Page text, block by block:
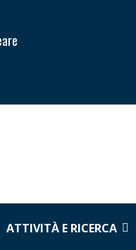
ATTIVITÀ E RICERCA